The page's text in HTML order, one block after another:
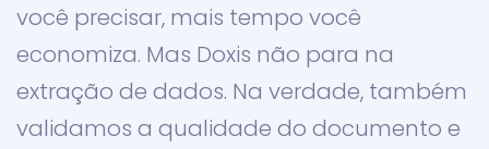
você precisar, mais tempo você
economiza. Mas Doxis não para na
extração de dados. Na verdade, também
validamos a qualidade do documento e